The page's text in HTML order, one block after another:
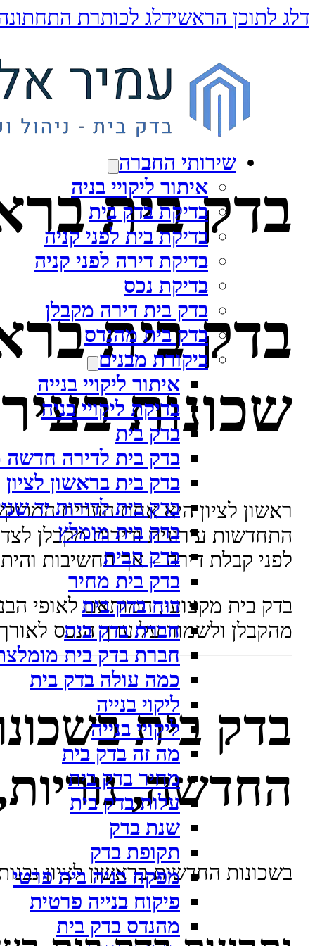
דלג לתוכן הראשידלג לכותרת
שירותי החברה
איתור ליקויי בניה
בדיקת בדק בית
בדיקת בית לפני קניה
בדיקת דירה לפני קניה
בדיקת נכס
בדק בית דירה מקבלן
בדק בית מהנדס
ביקורת מבנים
איתור ליקויי בנייה
בדיקת ליקויי בניה
בדק בית
בדק בית לדירה חדשה
בדק בית בראשון לציון
בדק בית לדירות יד
בדק בית מומלץ
בדק הבית
בדק בית מחיר
דוח בדק בית
חברת בדק בית
חברת בדק בית
כמה עולה בדק בית
ליקוי בנייה
ליקויי בנייה
מה זה בדק בית
מחיר בדק בית
עלות בדק בית
שנת בדק
תקופת בדק
מפקח בניה בית פרטי
פיקוח בנייה פרטית
מהנדס בדק בית
בדק בית
בדק בית
שכונות בעיר
ראשון לציון היא אחת הערים
התחדשות עירונית ודירות מקבלן לצד
לפני קבלת דירה – אך החשיבות
בדק בית מקצועי, המותאם לאופי
מהקבלן ולשמור על ערך הנכס
בדק בית
החדשה,
בשכונות החדשות בראשון לציון